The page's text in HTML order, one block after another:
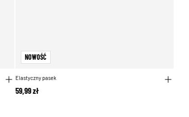
NOWOŚĆ
Elastyczny pasek
59,99 zł